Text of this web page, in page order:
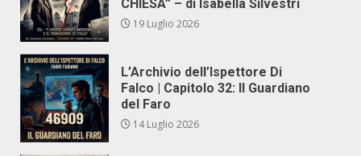
CHIESA” – di Isabella Silvestri
19 Luglio 2026
L’Archivio dell’Ispettore Di
Falco | Capitolo 32: Il Guardiano
del Faro
14 Luglio 2026